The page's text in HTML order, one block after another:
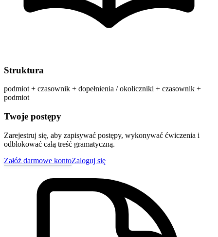
Struktura
podmiot + czasownik + dopełnienia / okoliczniki + czasownik +
podmiot
Twoje postępy
Zarejestruj się, aby zapisywać postępy, wykonywać ćwiczenia i
odblokować całą treść gramatyczną.
Załóż darmowe kontoZaloguj się